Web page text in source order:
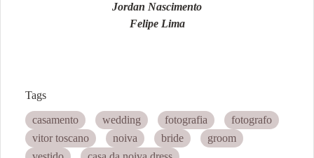
Jordan Nascimento
Felipe Lima
Tags
casamento wedding fotografia
fotografo
vitor toscano
noiva bride
groom